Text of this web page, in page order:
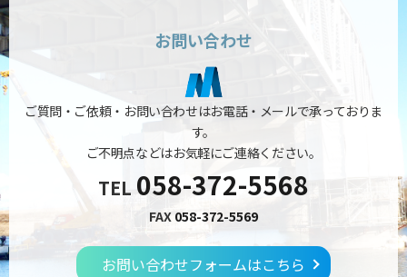
お問い合わせ
ご質問・ご依頼・お問い合わせはお電話・メールで承っておりま
す。
ご不明点などはお気軽にご連絡ください。
TEL 058-372-5568
FAX 058-372-5569
お問い合わせフォームはこちら